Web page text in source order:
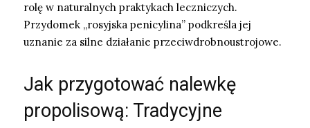
rolę w naturalnych praktykach leczniczych.
Przydomek „rosyjska penicylina” podkreśla jej
uznanie za silne działanie przeciwdrobnoustrojowe.
Jak przygotować nalewkę
propolisową: Tradycyjne